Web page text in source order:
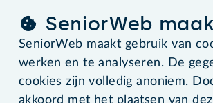
SeniorWeb
SeniorWeb maakt gebruik van
werken en te analyseren. De
cookies zijn volledig anoniem.
akkoord met het plaatsen van